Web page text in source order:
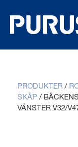
PRODUKTER /
SKÅP /
VÄNSTER V32/